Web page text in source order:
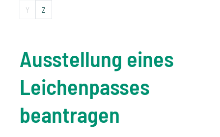
Y Z
Ausstellung eines
Leichenpasses
beantragen